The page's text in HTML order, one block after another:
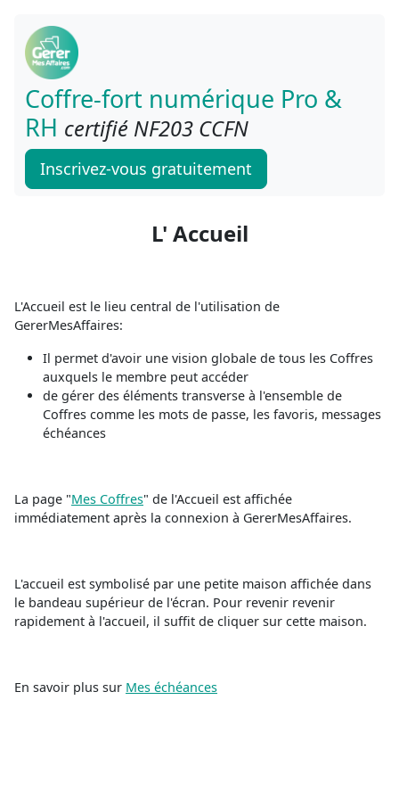
Coffre-fort numérique Pro &
RH certifié NF203 CCFN
Inscrivez-vous gratuitement
L' Accueil
L'Accueil est le lieu central de l'utilisation de
GererMesAffaires:
Il permet d'avoir une vision globale de tous les Coffres
auxquels le membre peut accéder
de gérer des éléments transverse à l'ensemble de
Coffres comme les mots de passe, les favoris, messages
échéances
La page "Mes Coffres" de l'Accueil est affichée
immédiatement après la connexion à GererMesAffaires.
L'accueil est symbolisé par une petite maison affichée dans
le bandeau supérieur de l'écran. Pour revenir revenir
rapidement à l'accueil, il suffit de cliquer sur cette maison.
En savoir plus sur Mes échéances